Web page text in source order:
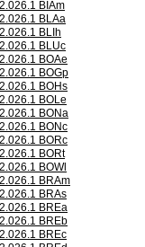
BIAm
BLAa
BLIh
BLUc
BOAe
BOGp
BOHs
BOLe
BONa
BONc
BORc
BORt
BOWl
BRAm
BRAs
BREa
BREb
BREc